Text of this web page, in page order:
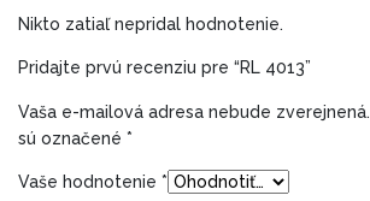
Nikto zatiaľ nepridal hodnotenie.
Pridajte prvú recenziu pre “RL 4013”
Vaša e-mailová adresa nebude zverejnená.
sú označené *
Vaše hodnotenie *